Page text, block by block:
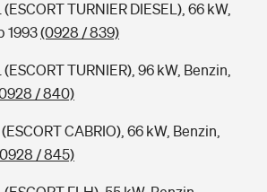
TURNIER DIESEL), 66 kW,
1993(0928 / 839)
TURNIER), 96 kW, Benzin,
/ 840)
CABRIO), 66 kW, Benzin,
/ 845)